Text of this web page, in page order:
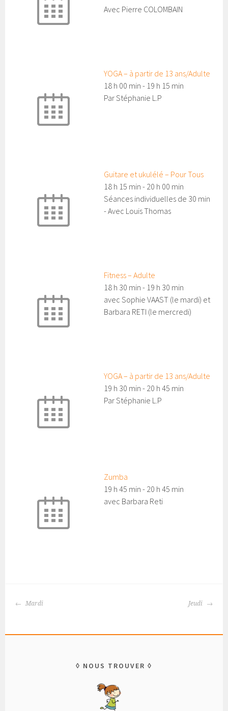
Avec Pierre COLOMBAIN
YOGA – à partir de 13 ans/Adulte
18 h 00 min - 19 h 15 min
Par Stéphanie L.P
Guitare et ukulélé – Pour Tous
18 h 15 min - 20 h 00 min
Séances individuelles de 30 min
- Avec Louis Thomas
Fitness – Adulte
18 h 30 min - 19 h 30 min
avec Sophie VAAST (le mardi) et
Barbara RETI (le mercredi)
YOGA – à partir de 13 ans/Adulte
19 h 30 min - 20 h 45 min
Par Stéphanie L.P
Zumba
19 h 45 min - 20 h 45 min
avec Barbara Reti
Mardi Jeudi
NOUS TROUVER